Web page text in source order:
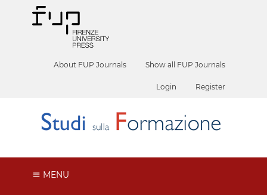
About FUP Journals Show all FUP Journals
Login Register
MENU